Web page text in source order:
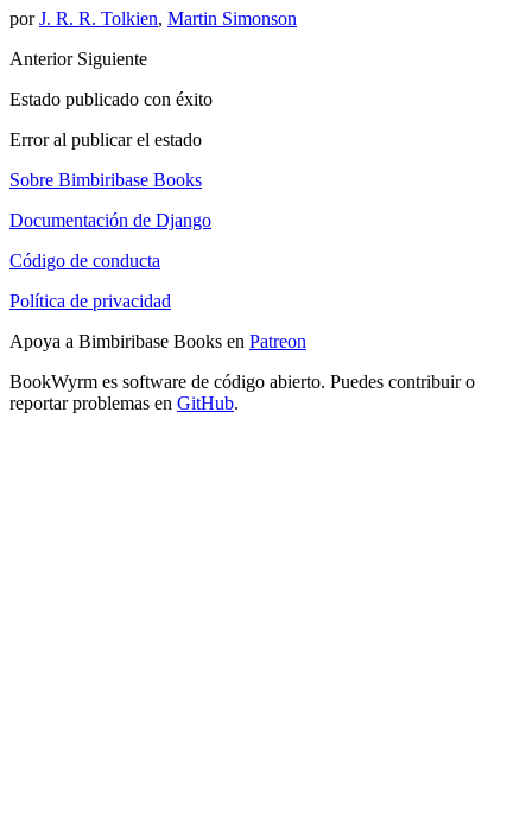
porJ. R. R. Tolkien, Martin Simonson
Anterior Siguiente
Estado publicado con éxito
Error al publicar el estado
Sobre Bimbiribase Books
Documentación de Django
Código de conducta
Política de privacidad
Apoya a Bimbiribase Books en Patreon
BookWyrm es software de código abierto. Puedes contribuir o
reportar problemas en GitHub.